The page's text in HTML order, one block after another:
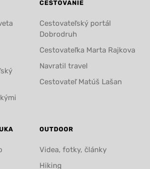
CESTOVANIE
Cestovateľský portál
Dobrodruh
Cestovateľka Marta Rajkova
Navratil travel
Cestovateľ Matúš Lašan
OUTDOOR
Videa, fotky, články
Hiking